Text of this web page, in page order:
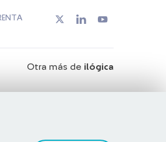
Otra más de ilógica